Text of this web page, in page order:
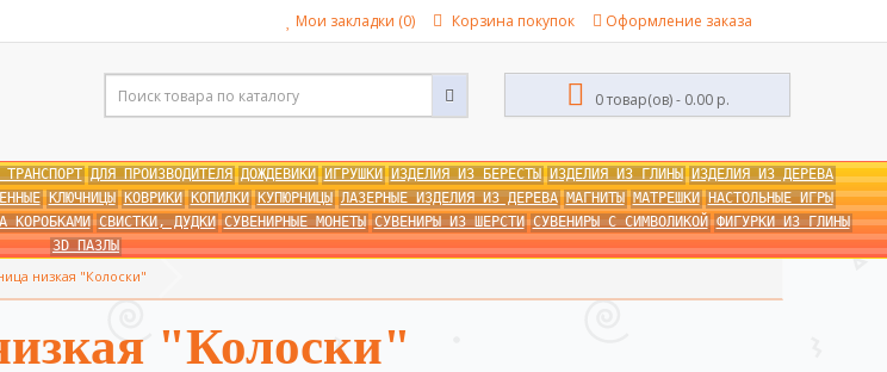
Мои закладки (0) Корзина покупок Оформление заказа
0 товар(ов) - 0.00 р.
ТРАНСПОРТ ДЛЯ ПРОИЗВОДИТЕЛЯ ДОЖДЕВИКИ ИГРУШКИ ИЗДЕЛИЯ ИЗ БЕРЕСТЫ ИЗДЕЛИЯ ИЗ ГЛИНЫ
ИЗДЕЛИЯ ИЗ ДЕРЕВА
КЛЮЧНИЦЫ КОВРИКИ КОПИЛКИ КУПЮРНИЦЫ ЛАЗЕРНЫЕ ИЗДЕЛИЯ ИЗ ДЕРЕВА МАГНИТЫ МАТРЕШКИ НАСТОЛЬНЫЕ ИГРЫ
КОРОБКАМИ СВИСТКИ, ДУДКИ СУВЕНИРНЫЕ МОНЕТЫ СУВЕНИРЫ ИЗ ШЕРСТИ СУВЕНИРЫ С СИМВОЛИКОЙ ФИГУРКИ ИЗ ГЛИНЫ
3D ПАЗЛЫ
низкая "Колоски"
"Колоски"